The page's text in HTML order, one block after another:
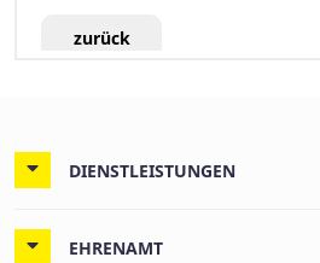
DIENSTLEISTUNGEN
EHRENAMT